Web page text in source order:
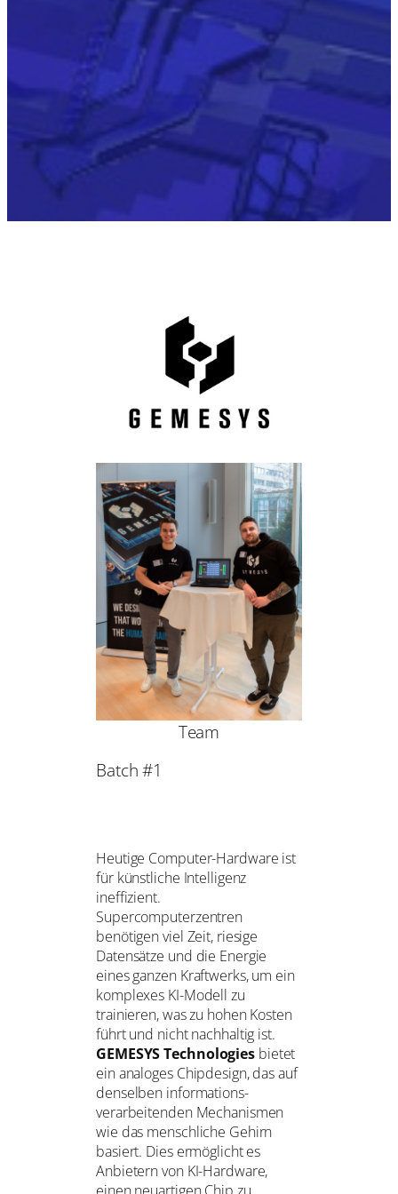
Team
Batch #1
Heutige Computer-Hardware ist
für künstliche Intelligenz
ineffizient.
Supercomputerzentren
benötigen viel Zeit, riesige
Datensätze und die Energie
eines ganzen Kraftwerks, um ein
komplexes KI-Modell zu
trainieren, was zu hohen Kosten
führt und nicht nachhaltig ist.
GEMESYS Technologies bietet
ein analoges Chipdesign, das auf
denselben informations­
verarbeitenden Mechanismen
wie das menschliche Gehirn
basiert. Dies ermöglicht es
Anbietern von KI-Hardware,